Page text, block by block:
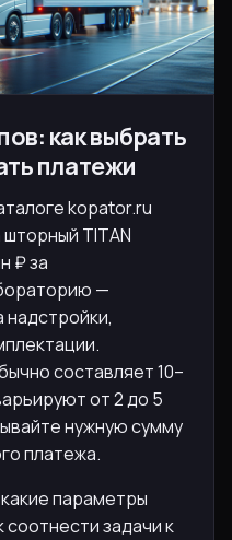
как выбрать
платежи
kopator.ru
TITAN
₽ за
—
надстройки,
составляет 10–
от 2 до 5
нужную сумму
платежа.
параметры
задачи к